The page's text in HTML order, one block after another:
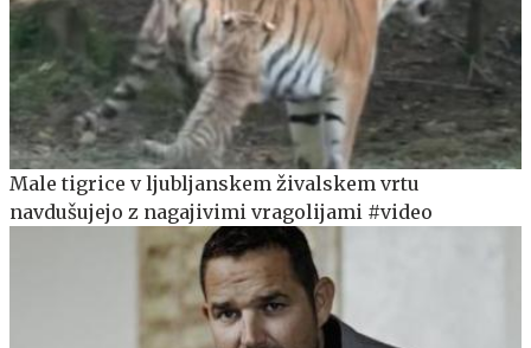
Male tigrice v ljubljanskem živalskem vrtu
navdušujejo z nagajivimi vragolijami #video